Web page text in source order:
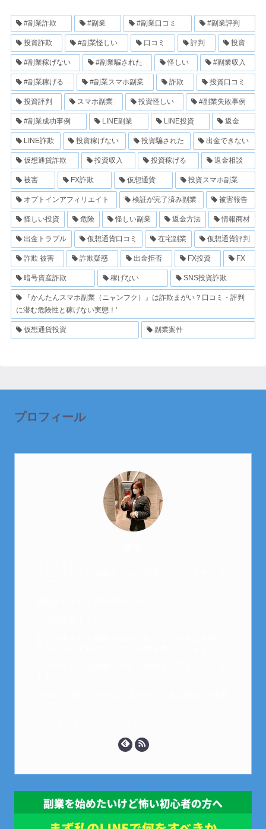
#副業詐欺 #副業 #副業口コミ #副業評判
投資詐欺 #副業怪しい 口コミ 評判 投資
#副業稼げない #副業騙された 怪しい #副業収入
#副業稼げる #副業スマホ副業 詐欺 投資口コミ
投資評判 スマホ副業 投資怪しい #副業失敗事例
#副業成功事例 LINE副業 LINE投資 返金
LINE詐欺 投資稼げない 投資騙された 出金できない
仮想通貨詐欺 投資収入 投資稼げる 返金相談
被害 FX詐欺 仮想通貨 投資スマホ副業
オプトインアフィリエイト 検証が完了済み副業 被害報告
怪しい投資 危険 怪しい副業 返金方法 情報商材
出金トラブル 仮想通貨口コミ 在宅副業 仮想通貨評判
詐欺 被害 詐欺疑惑 出金拒否 FX投資 FX
暗号資産詐欺 稼げない SNS投資詐欺
『かんたんスマホ副業（ニャンフク）』は詐欺まがい？口コミ・評判
に潜む危険性と稼げない実態！'
仮想通貨投資 副業案件
プロフィール